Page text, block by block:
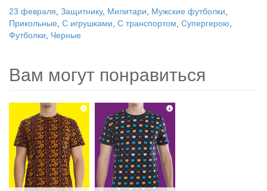
23 февраля Защитнику, Милитари Мужские футболки
Прикольные С игрушками С транспортом Супергерою
Футболки
Черные
Вам могут понравиться